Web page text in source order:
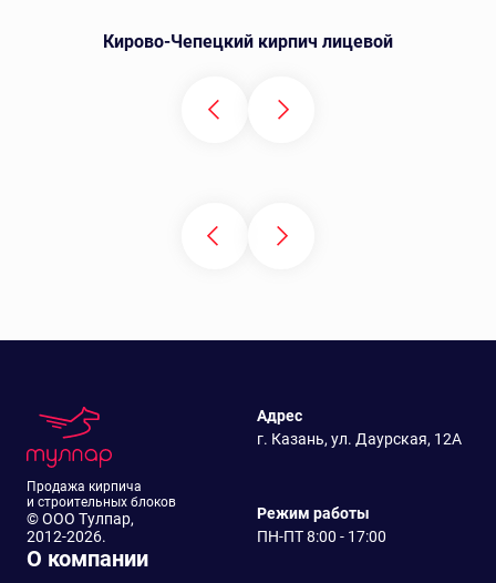
Кирово-Чепецкий кирпич лицевой
Продажа кирпича
и строительных блоков
© ООО Тулпар,
2012-2026.
Адрес
г. Казань, ул. Даурская, 12А
Режим работы
ПН-ПТ 8:00 - 17:00
О компании